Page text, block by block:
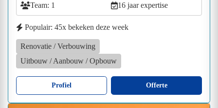
Team: 1 16 jaar expertise
Populair: 45x bekeken deze week
Renovatie / Verbouwing
Uitbouw / Aanbouw / Opbouw
Profiel Offerte